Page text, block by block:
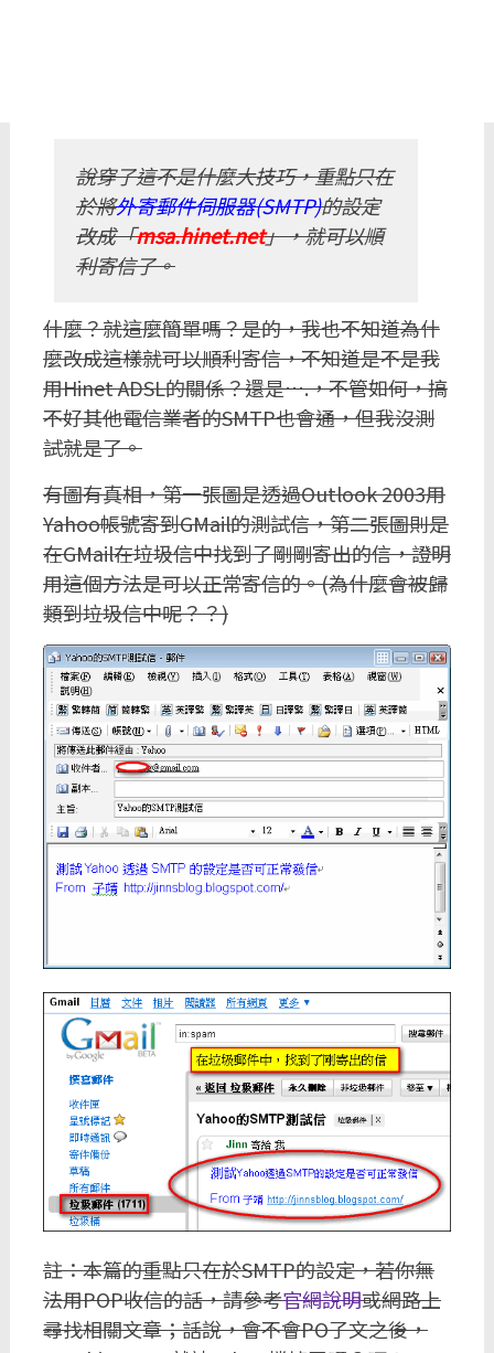
說穿了這不是什麼大技巧，重點只在
於將外寄郵件伺服器(SMTP)的設定
改成「msa.hinet.net」，就可以順
利寄信了。
什麼？就這麼簡單嗎？是的，我也不知道為什
麼改成這樣就可以順利寄信，不知道是不是我
用Hinet ADSL的關係？還是….，不管如何，搞
不好其他電信業者的SMTP也會通，但我沒測
試就是了。
有圖有真相，第一張圖是透過Outlook 2003用
Yahoo帳號寄到GMail的測試信，第二張圖則是
在GMail在垃圾信中找到了剛剛寄出的信，證明
用這個方法是可以正常寄信的。(為什麼會被歸
類到垃圾信中呢？？)
註：本篇的重點只在於SMTP的設定，若你無
法用POP收信的話，請參考官網說明或網路上
尋找相關文章；話說，會不會PO了文之後，